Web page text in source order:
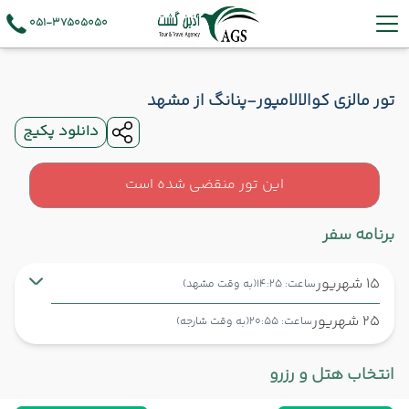
051-37505050
تور مالزی کوالالامپور-پنانگ از مشهد
دانلود پکیج
این تور منقضی شده است
برنامه سفر
15 شهریور ساعت: 14:25 (به وقت مشهد)
25 شهریور ساعت: 20:55 (به وقت شارجه)
شروع سفر مشهد ,
انتخاب هتل و رزرو